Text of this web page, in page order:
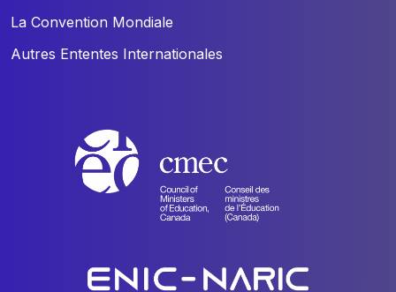
La Convention Mondiale
Autres Ententes Internationales